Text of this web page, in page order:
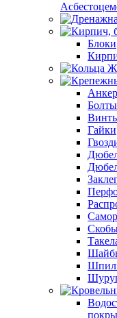
Блоки
Болты
Гайки